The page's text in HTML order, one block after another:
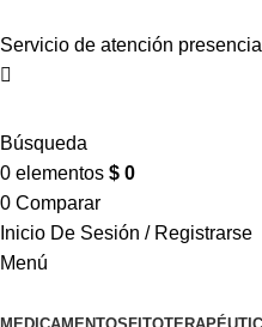
Servicio de atención
Búsqueda
0 elementos $ 0
0 Comparar
Inicio De Sesión / Registrarse
Menú